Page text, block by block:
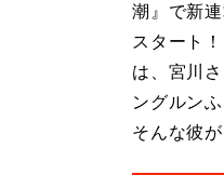
潮』で新
スタート
は、宮川
ングルン
そんな彼